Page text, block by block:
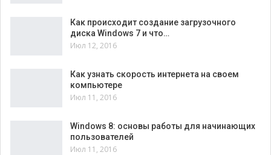
Как происходит создание загрузочного
диска Windows 7 и что…
Июл 12, 2016
Как узнать скорость интернета на своем
компьютере
Июл 11, 2016
Windows 8: основы работы для начинающих
пользователей
Июл 11, 2016